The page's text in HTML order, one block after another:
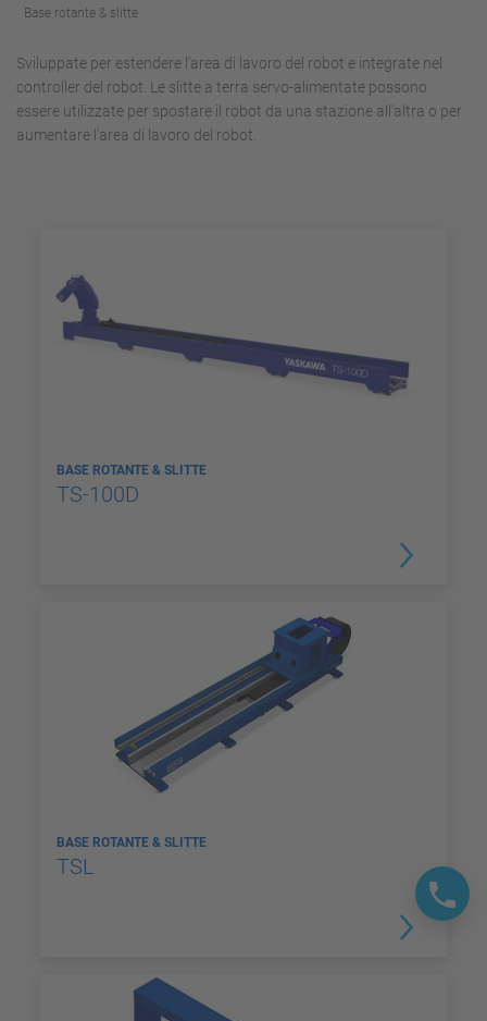
Base rotante & slitte
Sviluppate per estendere l'area di lavoro del robot e integrate nel
controller del robot. Le slitte a terra servo-alimentate possono
essere utilizzate per spostare il robot da una stazione all'altra o per
aumentare l'area di lavoro del robot.
BASE ROTANTE & SLITTE
TS-100D
BASE ROTANTE & SLITTE
TSL